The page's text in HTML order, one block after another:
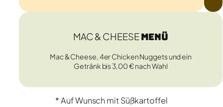
MAC & CHEESEMenü
Mac & Cheese, 4er Chicken Nuggets und ein
Getränk bis 3,00 € nach Wahl
* Auf Wunsch mit Süßkartoffel